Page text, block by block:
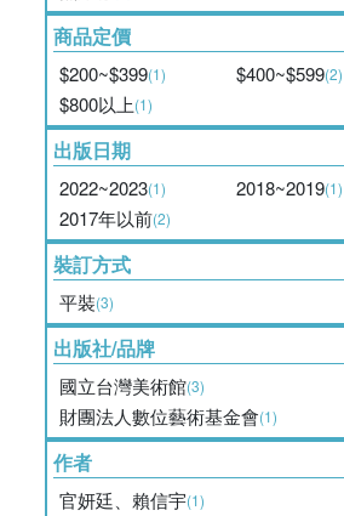
商品定價
$200~$399(1) $400~$599(2)
$800以上(1)
出版日期
2022~2023(1) 2018~2019(1)
2017年以前(2)
裝訂方式
平裝(3)
出版社/品牌
國立台灣美術館(3)
財團法人數位藝術基金會(1)
作者
官妍廷、賴信宇(1)